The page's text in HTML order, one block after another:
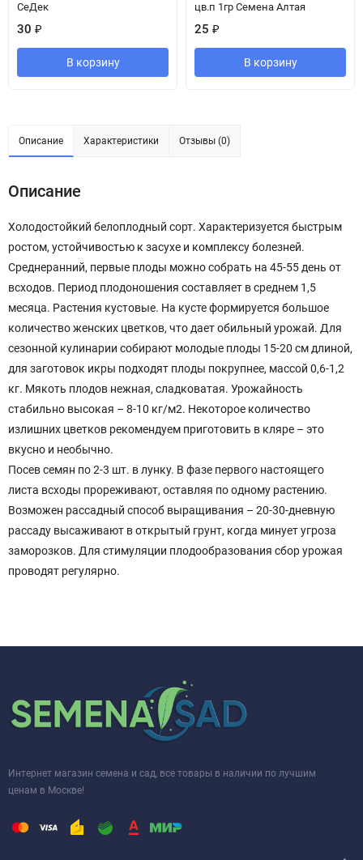
СеДек
30 ₽
В корзину
цв.п 1гр Семена Алтая
25 ₽
В корзину
Описание Характеристики Отзывы (0)
Описание
Холодостойкий белоплодный сорт. Характеризуется быстрым
ростом, устойчивостью к засухе и комплексу болезней.
Среднеранний, первые плоды можно собрать на 45-55 день от
всходов. Период плодоношения составляет в среднем 1,5
месяца. Растения кустовые. На кусте формируется большое
количество женских цветков, что дает обильный урожай. Для
сезонной кулинарии собирают молодые плоды 15-20 см длиной,
для заготовок икры подходят плоды покрупнее, массой 0,6-1,2
кг. Мякоть плодов нежная, сладковатая. Урожайность
стабильно высокая – 8-10 кг/м2. Некоторое количество
излишних цветков рекомендуем приготовить в кляре – это
вкусно и необычно.
Посев семян по 2-3 шт. в лунку. В фазе первого настоящего
листа всходы прореживают, оставляя по одному растению.
Возможен рассадный способ выращивания – 20-30-дневную
рассаду высаживают в открытый грунт, когда минует угроза
заморозков. Для стимуляции плодообразования сбор урожая
проводят регулярно.
Интернет магазин семена и сад, все товары в наличии по лучшим
ценам в Москве!